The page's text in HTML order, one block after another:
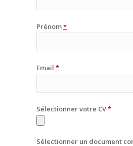
Prénom*
Email *
Sélectionner votre CV*
Sélectionner un document